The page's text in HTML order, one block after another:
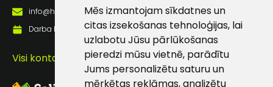
Mēs izmantojam sīkdatnes un
citas izsekošanas tehnoloģijas, lai
uzlabotu Jūsu pārlūkošanas
pieredzi mūsu vietnē, parādītu
Jums personalizētu saturu un
mērķētas reklāmas, analizētu
info@hards.lv
Darba laiks: Darbadienās: 8:00 - 17:00
Visi kontakti